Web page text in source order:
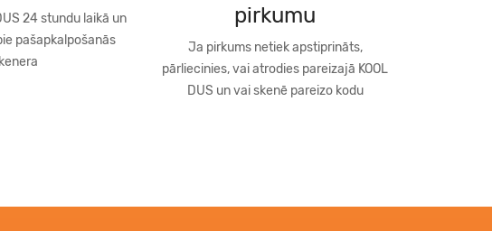
24 stundu laikā un
pašapkalpošanās
pirkumu
Ja pirkums netiek apstiprināts,
pārliecinies, vai atrodies pareizajā KOOL
DUS un vai skenē pareizo kodu